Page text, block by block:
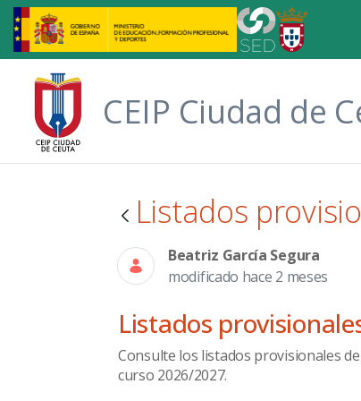
Saltar al contenido principal
CEIP Ciudad de
Listados
Beatriz García Segura
modificado hace 2 meses
Listados
Consulte los listados provisionales
curso 2026/2027.